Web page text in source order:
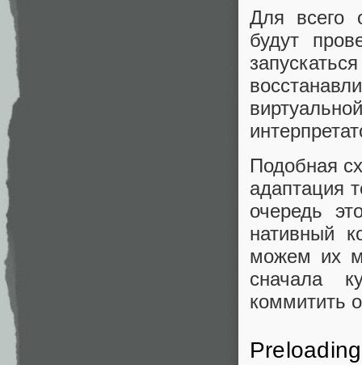
Для всего
будут
Подобная
адаптация
очередь
нативный
можем их
сначала
коммитить